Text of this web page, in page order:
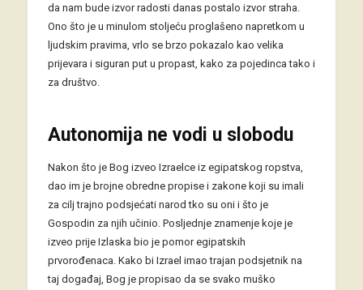
da nam bude izvor radosti danas postalo izvor straha.
Ono što je u minulom stoljeću proglašeno napretkom u
ljudskim pravima, vrlo se brzo pokazalo kao velika
prijevara i siguran put u propast, kako za pojedinca tako i
za društvo.
Autonomija ne vodi u slobodu
Nakon što je Bog izveo Izraelce iz egipatskog ropstva,
dao im je brojne obredne propise i zakone koji su imali
za cilj trajno podsjećati narod tko su oni i što je
Gospodin za njih učinio. Posljednje znamenje koje je
izveo prije Izlaska bio je pomor egipatskih
prvorođenaca. Kako bi Izrael imao trajan podsjetnik na
taj događaj, Bog je propisao da se svako muško